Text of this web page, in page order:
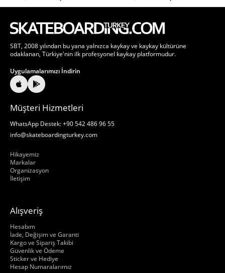
SBT, 2008 yılından bu yana yalnızca kaykay ve kaykay kültürüne
odaklanan, Türkiye'nin ilk profesyonel kaykay platformudur.
Uygulamalarımızı İndirin
Müşteri Hizmetleri
WhatsApp Destek: +90 542 486 96 55
info@skateboardingturkey.com
Hikayemiz
Markalar
Organizasyon
İletişim
Alışveriş
Hesabım
İade, Değişim ve Garanti
Kargo ve Sipariş Takibi
Güvenlik ve Ödeme
Sticker ve Hediye
Hesap Numaralarımız